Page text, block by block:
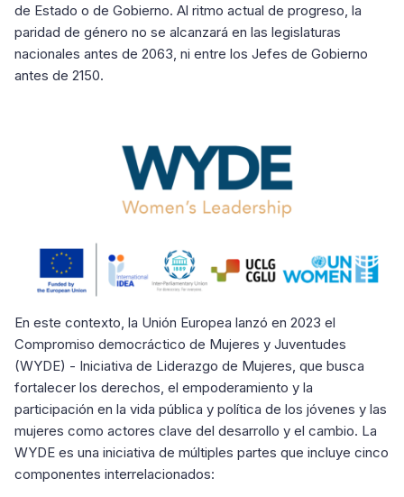
de Estado o de Gobierno. Al ritmo actual de progreso, la
paridad de género no se alcanzará en las legislaturas
nacionales antes de 2063, ni entre los Jefes de Gobierno
antes de 2150.
En este contexto, la Unión Europea lanzó en 2023 el
Compromiso democráctico de Mujeres y Juventudes
(WYDE) - Iniciativa de Liderazgo de Mujeres, que busca
fortalecer los derechos, el empoderamiento y la
participación en la vida pública y política de los jóvenes y las
mujeres como actores clave del desarrollo y el cambio. La
WYDE es una iniciativa de múltiples partes que incluye cinco
componentes interrelacionados: